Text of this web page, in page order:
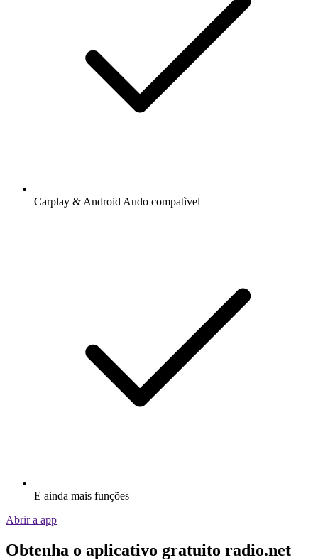
Carplay & Android Audo compatìvel
E ainda mais funções
Abrir a app
Obtenha o aplicativo gratuito radio.net